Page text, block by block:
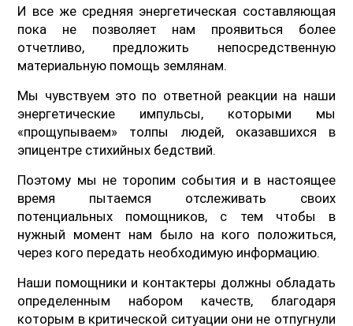
И все же средняя энергетическая составляющая
пока не позволяет нам проявиться более
отчетливо, предложить непосредственную
материальную помощь землянам.
Мы чувствуем это по ответной реакции на наши
энергетические импульсы, которыми мы
«прощупываем» толпы людей, оказавшихся в
эпицентре стихийных бедствий.
Поэтому мы не торопим события и в настоящее
время пытаемся отслеживать своих
потенциальных помощников, с тем чтобы в
нужный момент нам было на кого положиться,
через кого передать необходимую информацию.
Наши помощники и контактеры должны обладать
определенным набором качеств, благодаря
которым в критической ситуации они не отпугнули